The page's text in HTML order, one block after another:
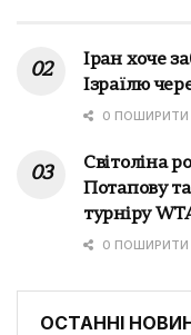
Іран хоче
Ізраїлю
0 ПОШИРИТИ
Світоліна
Потапову
турніру
0 ПОШИРИТИ
ОСТАННІ